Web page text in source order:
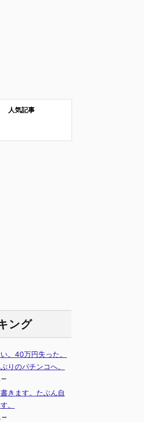
人気記事
ング
。40万円失った。
りのパチンコへ。
きます。たぶん自
。